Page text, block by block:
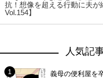
抗！想像を超える行動に夫が
Vol.154】
人気記
義母の便利屋を